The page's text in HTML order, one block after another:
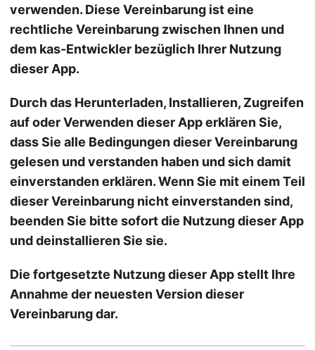
verwenden. Diese Vereinbarung ist eine
rechtliche Vereinbarung zwischen Ihnen und
dem kas-Entwickler bezüglich Ihrer Nutzung
dieser App.
Durch das Herunterladen, Installieren, Zugreifen
auf oder Verwenden dieser App erklären Sie,
dass Sie alle Bedingungen dieser Vereinbarung
gelesen und verstanden haben und sich damit
einverstanden erklären. Wenn Sie mit einem Teil
dieser Vereinbarung nicht einverstanden sind,
beenden Sie bitte sofort die Nutzung dieser App
und deinstallieren Sie sie.
Die fortgesetzte Nutzung dieser App stellt Ihre
Annahme der neuesten Version dieser
Vereinbarung dar.